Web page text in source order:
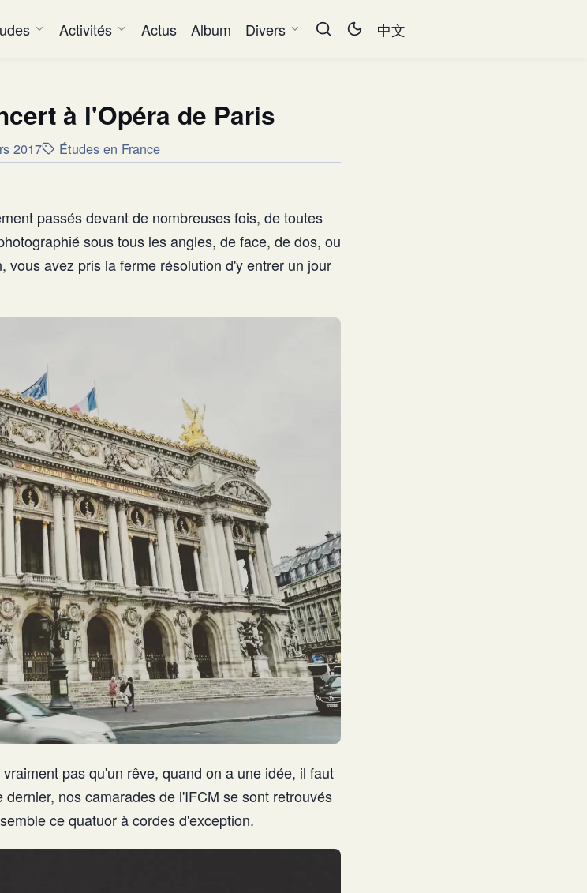
Activités Actus Album Divers 中文
à l'Opéra de Paris
2017 Études en France
passés devant de nombreuses fois, de toutes
sous tous les angles, de face, de dos, ou
vous avez pris la ferme résolution d'y entrer un jour
pas qu'un rêve, quand on a une idée, il faut
nos camarades de l'IFCM se sont retrouvés
ce quatuor à cordes d'exception.